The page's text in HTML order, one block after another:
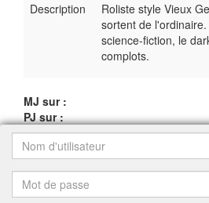
Description
Roliste style Vieux
sortent de
science-fiction, le
complots.
MJ sur :
PJ sur :